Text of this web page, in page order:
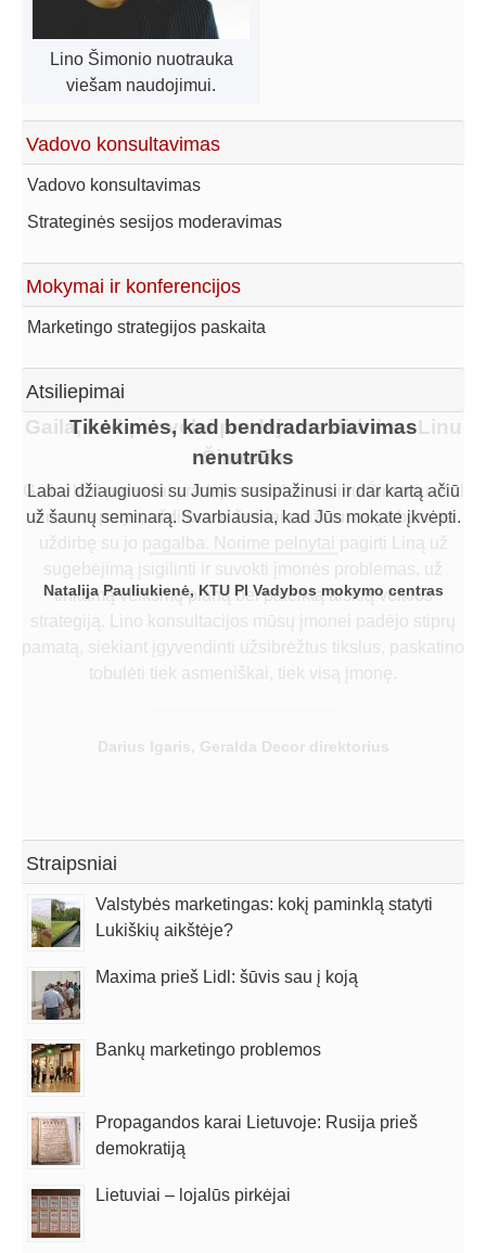
Lino Šimonio nuotrauka
viešam naudojimui.
Vadovo konsultavimas
Vadovo konsultavimas
Strateginės sesijos moderavimas
Mokymai ir konferencijos
Marketingo strategijos paskaita
Atsiliepimai
Tikėkimės, kad bendradarbiavimas
nenutrūks
Labai džiaugiuosi su Jumis susipažinusi ir dar kartą ačiū
už šaunų seminarą. Svarbiausia, kad Jūs mokate įkvėpti.
Natalija Pauliukienė, KTU PI Vadybos mokymo centras
Gaila, kad per vėlai pradėjome dirbti su Linu
Šimoniu
Gaila, kad per vėlai pradėjome dirbti su Linu Šimoniu. Kol
dirbome patys, uždirbome žymiai mažiau, negu būtume
uždirbę su jo pagalba. Norime pelnytai pagirti Liną už
sugebėjimą įsigilinti ir suvokti įmonės problemas, už
tinkamą veiksmų planą bei pateiktą aiškią veiklos
strategiją. Lino konsultacijos mūsų įmonei padėjo stiprų
pamatą, siekiant įgyvendinti užsibrėžtus tikslus, paskatino
tobulėti tiek asmeniškai, tiek visą įmonę.
Darius Igaris, Geralda Decor direktorius
Straipsniai
Valstybės marketingas: kokį paminklą statyti
Lukiškių aikštėje?
Maxima prieš Lidl: šūvis sau į koją
Bankų marketingo problemos
Propagandos karai Lietuvoje: Rusija prieš
demokratiją
Lietuviai – lojalūs pirkėjai